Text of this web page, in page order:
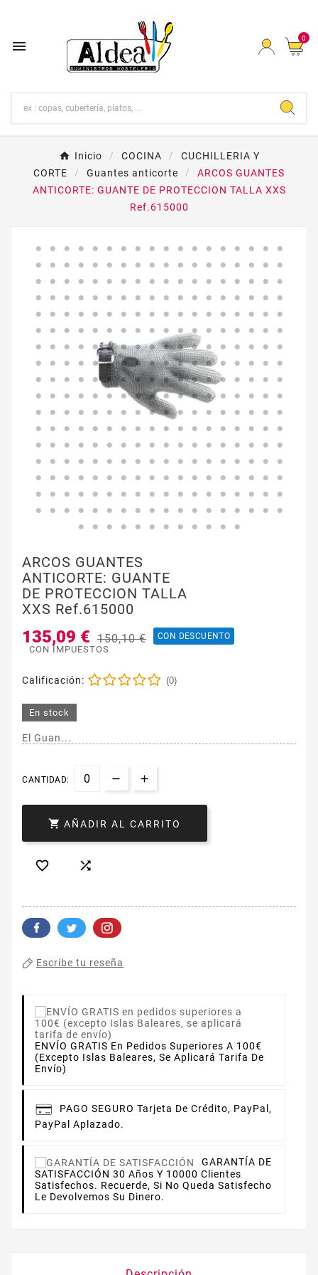
 0
Inicio COCINA
CUCHILLERIA Y
CORTE
Guantes anticorte
ARCOS GUANTES
ANTICORTE: GUANTE DE PROTECCION TALLA XXS
Ref.615000
ARCOS GUANTES
ANTICORTE: GUANTE
DE PROTECCION TALLA
XXS Ref.615000
135,09 € 150,10 € CON DESCUENTO
CON IMPUESTOS
Calificación: (0)
En stock
El Guan...
CANTIDAD:
 AÑADIR AL CARRITO
 
Escribe tu reseña
ENVÍO GRATIS En Pedidos Superiores A 100€
(excepto Islas Baleares, Se Aplicará Tarifa De
Envío)
PAGO SEGURO Tarjeta De Crédito, PayPal,
PayPal Aplazado.
GARANTÍA DE
SATISFACCIÓN 30 Años Y 10000 Clientes
Satisfechos. Recuerde, Si No Queda Satisfecho
Le Devolvemos Su Dinero.